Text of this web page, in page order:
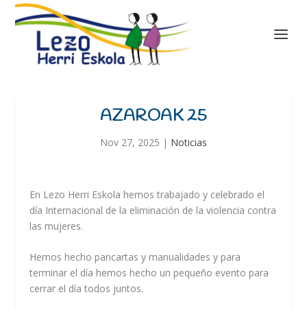
AZAROAK 25
Nov 27, 2025 | Noticias
En Lezo Herri Eskola hemos trabajado y celebrado el
día Internacional de la eliminación de la violencia contra
las mujeres.
Hemos hecho pancartas y manualidades y para
terminar el día hemos hecho un pequeño evento para
cerrar el día todos juntos.